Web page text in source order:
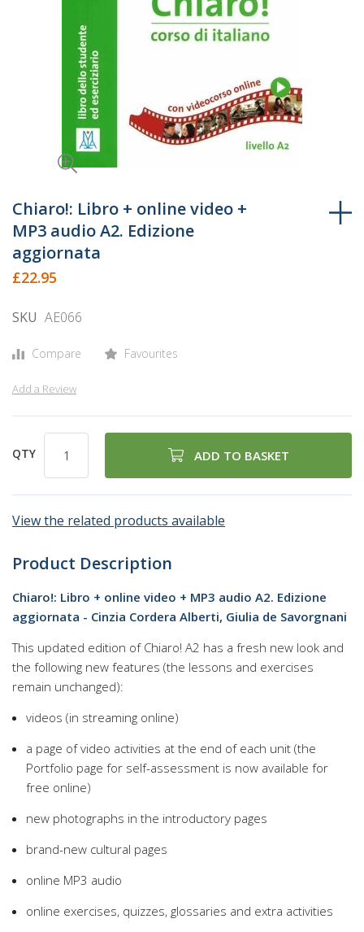
to
the
beginning
of
the
gallery
Chiaro!: Libro + online video +
MP3 audio A2. Edizione
aggiornata
£22.95
SKU AE066
Compare Favourites
Add a Review
QTY ADD TO BASKET
View the related products available
Product Description
Chiaro!: Libro + online video + MP3 audio A2. Edizione
aggiornata - Cinzia Cordera Alberti, Giulia de Savorgnani
This updated edition of Chiaro! A2 has a fresh new look and
the following new features (the lessons and exercises
remain unchanged):
videos (in streaming online)
a page of video activities at the end of each unit (the
Portfolio page for self-assessment is now available for
free online)
new photographs in the introductory pages
brand-new cultural pages
online MP3 audio
online exercises, quizzes, glossaries and extra activities